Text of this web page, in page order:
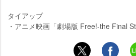
タイアップ
・アニメ映画「劇場版 Free!-the Final